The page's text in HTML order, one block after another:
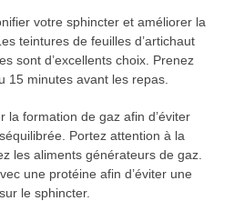
votre sphincter et améliorer la
teintures de feuilles d’artichaut
sont d’excellents choix. Prenez
15 minutes avant les repas.
la formation de gaz afin d’éviter
Portez attention à la
les aliments générateurs de gaz.
une protéine afin d’éviter une
le sphincter.